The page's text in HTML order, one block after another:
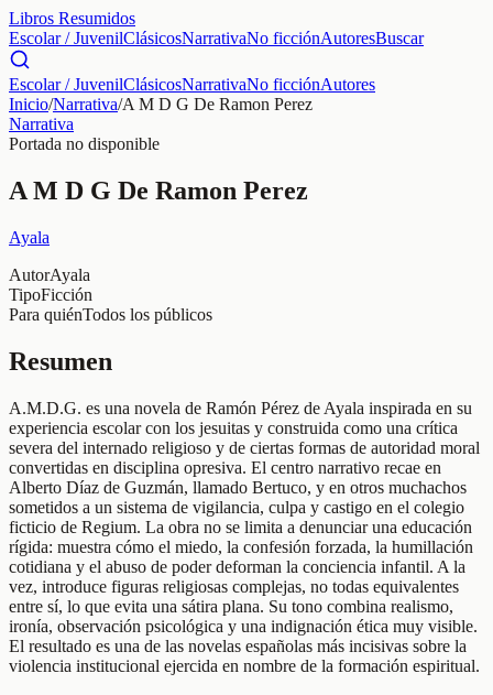
Libros Resumidos
Escolar / JuvenilClásicosNarrativaNo ficciónAutoresBuscar
Escolar / JuvenilClásicosNarrativaNo ficciónAutores
Inicio/Narrativa/A M D G De Ramon Perez
Narrativa
Portada no disponible
A M D G De Ramon Perez
Ayala
AutorAyala
TipoFicción
Para quiénTodos los públicos
Resumen
A.M.D.G. es una novela de Ramón Pérez de Ayala inspirada en su
experiencia escolar con los jesuitas y construida como una crítica
severa del internado religioso y de ciertas formas de autoridad moral
convertidas en disciplina opresiva. El centro narrativo recae en
Alberto Díaz de Guzmán, llamado Bertuco, y en otros muchachos
sometidos a un sistema de vigilancia, culpa y castigo en el colegio
ficticio de Regium. La obra no se limita a denunciar una educación
rígida: muestra cómo el miedo, la confesión forzada, la humillación
cotidiana y el abuso de poder deforman la conciencia infantil. A la
vez, introduce figuras religiosas complejas, no todas equivalentes
entre sí, lo que evita una sátira plana. Su tono combina realismo,
ironía, observación psicológica y una indignación ética muy visible.
El resultado es una de las novelas españolas más incisivas sobre la
violencia institucional ejercida en nombre de la formación espiritual.